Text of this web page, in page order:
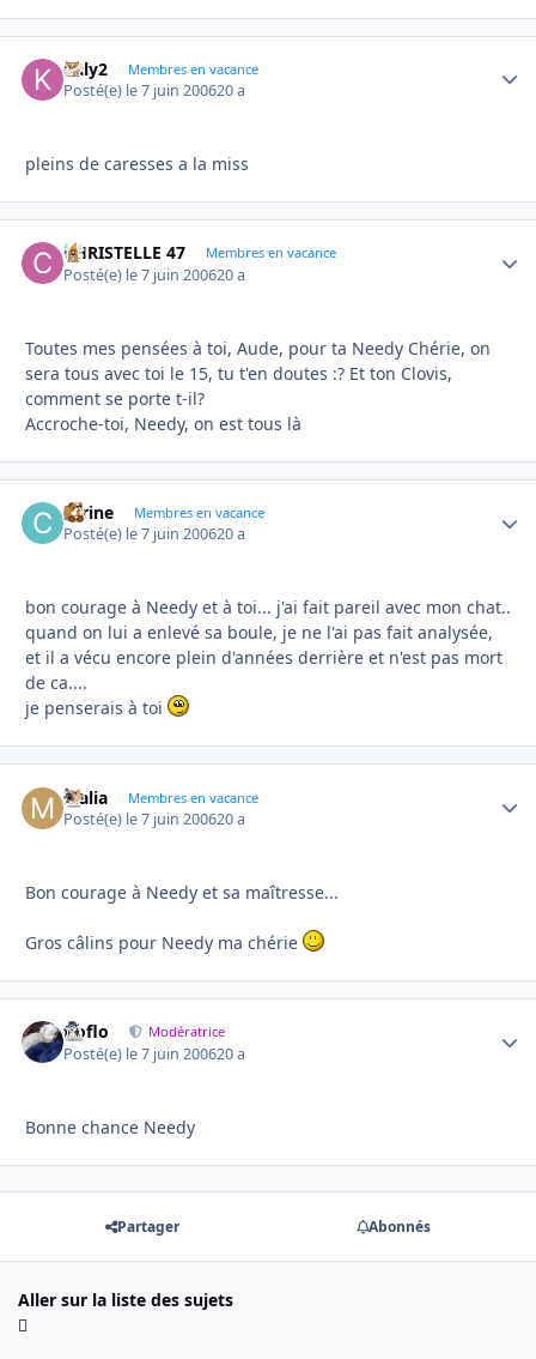
kaly2 Membres en vacance
Posté(e) le 7 juin 200620 a
pleins de caresses a la miss
CHRISTELLE 47 Membres en vacance
Posté(e) le 7 juin 200620 a
Toutes mes pensées à toi, Aude, pour ta Needy Chérie, on
sera tous avec toi le 15, tu t'en doutes :? Et ton Clovis,
comment se porte t-il?
Accroche-toi, Needy, on est tous là
carine Membres en vacance
Posté(e) le 7 juin 200620 a
bon courage à Needy et à toi... j'ai fait pareil avec mon chat..
quand on lui a enlevé sa boule, je ne l'ai pas fait analysée,
et il a vécu encore plein d'années derrière et n'est pas mort
de ca....
je penserais à toi
Malia Membres en vacance
Posté(e) le 7 juin 200620 a
Bon courage à Needy et sa maîtresse...
Gros câlins pour Needy ma chérie
floflo Modératrice
Posté(e) le 7 juin 200620 a
Bonne chance Needy
Partager Abonnés
Aller sur la liste des sujets